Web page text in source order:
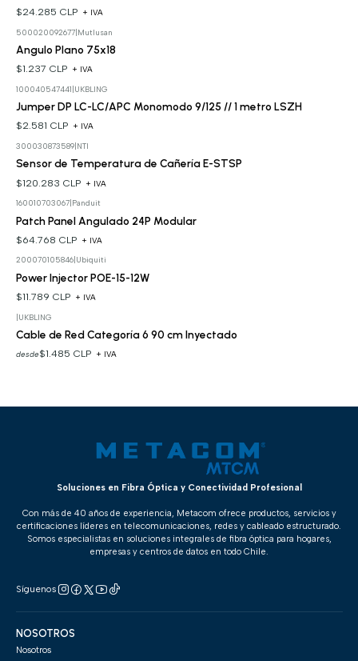
$24.285 CLP + IVA
500020092677| Mutlusan
Angulo Plano 75x18
$1.237 CLP + IVA
100040547441 UKBLING
Jumper DP LC-LC/APC Monomodo 9/125 // 1 metro LSZH
$2.581 CLP + IVA
300030873589| NTI
Sensor de Temperatura de Cañería E-STSP
$120.283 CLP + IVA
160010703067| Panduit
Patch Panel Angulado 24P Modular
$64.768 CLP + IVA
200070105846| Ubiquiti
Power Injector POE-15-12W
$11.789 CLP + IVA
UKBLING
Cable de Red Categoría 6 90 cm Inyectado
desde$1.485 CLP + IVA
Soluciones en Fibra Óptica y Conectividad Profesional
Con más de 40 años de experiencia, Metacom ofrece productos, servicios y
certificaciones líderes en telecomunicaciones, redes y cableado estructurado.
Somos especialistas en soluciones integrales de fibra óptica para hogares,
empresas y centros de datos en todo Chile.
Síguenos
NOSOTROS
Nosotros